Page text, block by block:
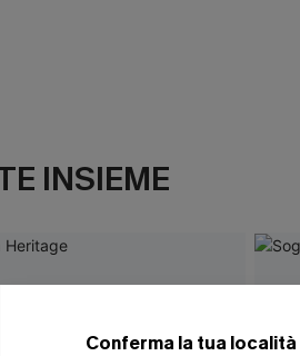
INSIEME
Conferma la tua